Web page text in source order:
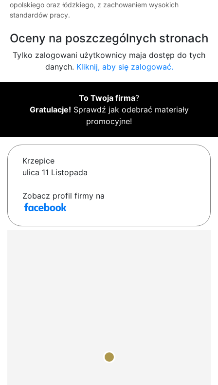
opolskiego oraz łódzkiego, z zachowaniem wysokich
standardów pracy.
Oceny na poszczególnych stronach
Tylko zalogowani użytkownicy maja dostęp do tych
danych. Kliknij, aby się zalogować.
To Twoja firma?
Gratulacje! Sprawdź jak odebrać materiały
promocyjne!
Krzepice
ulica 11 Listopada
Zobacz profil firmy na